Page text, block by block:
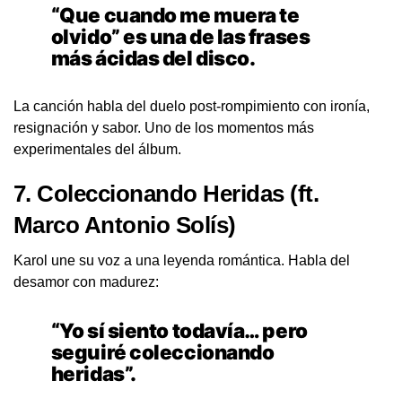
“Que cuando me muera te
olvido” es una de las frases
más ácidas del disco.
La canción habla del duelo post-rompimiento con ironía,
resignación y sabor. Uno de los momentos más
experimentales del álbum.
7. Coleccionando Heridas(ft.
Marco Antonio Solís)
Karol une su voz a una leyenda romántica. Habla del
desamor con madurez:
“Yo sí siento todavía… pero
seguiré coleccionando
heridas”.